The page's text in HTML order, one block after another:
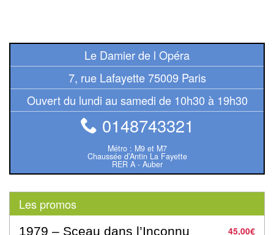
Coopératif
Gestion
Escape
Jeux
évolutifs
Le Damier de l Opéra
7, rue Lafayette 75009 Paris
Ouvert du lundi au samedi de 10h30 à 19h30
0148743321
Métro : M9 et M7
Chaussée d’Antin La Fayette
RER A - Auber
Les promos
45,00€
1979 – Sceau dans l’Inconnu